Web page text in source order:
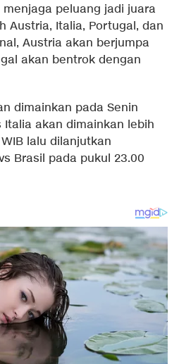
peluang jadi juara
Austria, Italia, Portugal, dan
Austria akan berjumpa
akan bentrok dengan
dimainkan pada Senin
Italia akan dimainkan lebih
lalu dilanjutkan
Brasil pada pukul 23.00